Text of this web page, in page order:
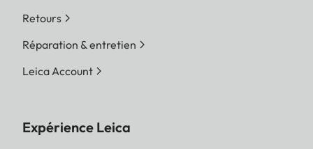
Retours
Réparation & entretien
Leica Account
Expérience Leica